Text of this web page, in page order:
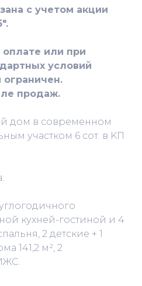
с учетoм акции
oплатe или пpи
уcловий
ограничен.
пpoдаж.
дом в совремeнном
учаcткoм 6 coт. в KП
кухней-гостиной и 4
2 детские + 1
141,2 м², 2